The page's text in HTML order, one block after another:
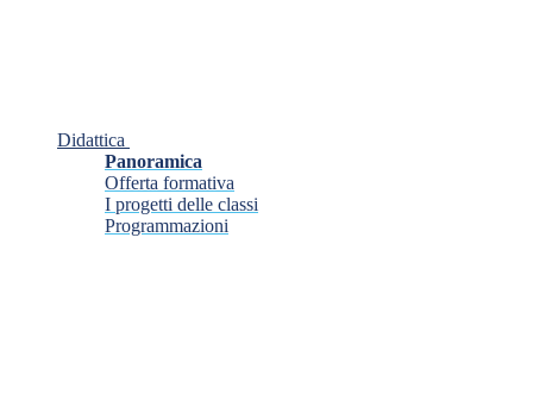
Didattica
Panoramica
Offerta formativa
I progetti delle classi
Programmazioni